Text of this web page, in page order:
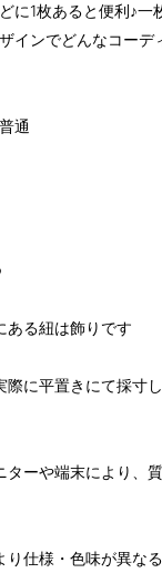
に1枚あると便利♪一
インでどんなコー
通
ある紐は飾りです
際に平置きにて採寸
ターや端末により、
仕様・色味が異な